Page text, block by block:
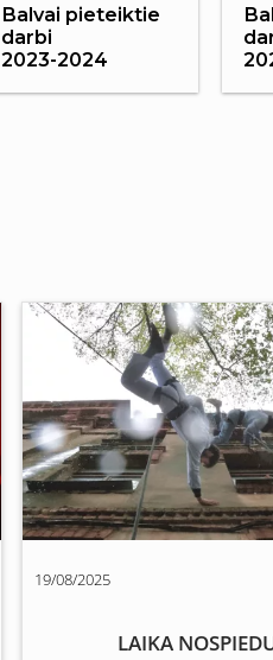
Balvai pieteiktie
darbi
2023-2024
19/08/2025
LAIKA